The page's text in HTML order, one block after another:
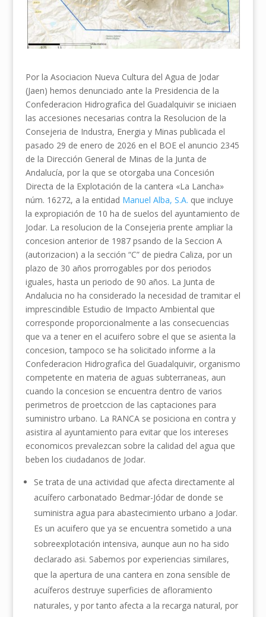
Por la Asociacion Nueva Cultura del Agua de Jodar
(Jaen) hemos denunciado ante la Presidencia de la
Confederacion Hidrografica del Guadalquivir se iniciaen
las accesiones necesarias contra la Resolucion de la
Consejeria de Industra, Energia y Minas publicada el
pasado 29 de enero de 2026 en el BOE el anuncio 2345
de la Dirección General de Minas de la Junta de
Andalucía, por la que se otorgaba una Concesión
Directa de la Explotación de la cantera «La Lancha»
núm. 16272, a la entidad Manuel Alba, S.A. que incluye
la expropiación de 10 ha de suelos del ayuntamiento de
Jodar. La resolucion de la Consejeria prente ampliar la
concesion anterior de 1987 psando de la Seccion A
(autorizacion) a la sección “C” de piedra Caliza, por un
plazo de 30 años prorrogables por dos periodos
iguales, hasta un periodo de 90 años. La Junta de
Andalucia no ha considerado la necesidad de tramitar el
imprescindible Estudio de Impacto Ambiental que
corresponde proporcionalmente a las consecuencias
que va a tener en el acuifero sobre el que se asienta la
concesion, tampoco se ha solicitado informe a la
Confederacion Hidrografica del Guadalquivir, organismo
competente en materia de aguas subterraneas, aun
cuando la concesion se encuentra dentro de varios
perimetros de proetccion de las captaciones para
suministro urbano. La RANCA se posiciona en contra y
asistira al ayuntamiento para evitar que los intereses
economicos prevalezcan sobre la calidad del agua que
beben los ciudadanos de Jodar.
Se trata de una actividad que afecta directamente al
acuífero carbonatado Bedmar-Jódar de donde se
suministra agua para abastecimiento urbano a Jodar.
Es un acuifero que ya se encuentra sometido a una
sobreexplotación intensiva, aunque aun no ha sido
declarado asi. Sabemos por experiencias similares,
que la apertura de una cantera en zona sensible de
acuíferos destruye superficies de afloramiento
naturales, y por tanto afecta a la recarga natural, por